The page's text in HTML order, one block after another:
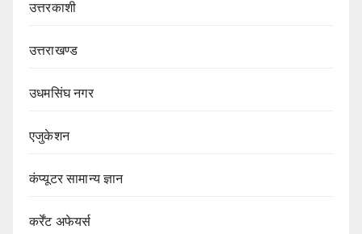
उत्तरकाशी
उत्तराखण्ड
उधमसिंघ नगर
एजुकेशन
कंप्यूटर सामान्य ज्ञान
कर्रेंट अफेयर्स